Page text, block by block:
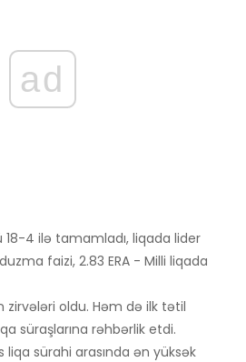
ad
18-4 ilə tamamladı, liqada lider
faizi, 2.83 ERA - Milli liqada
zirvələri oldu. Həm də ilk tətil
süraşlarına rəhbərlik etdi.
liqa sürahi arasında ən yüksək